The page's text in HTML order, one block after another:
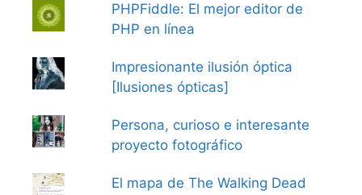
PHPFiddle: El mejor editor de
PHP en línea
Impresionante ilusión óptica
[Ilusiones ópticas]
Persona, curioso e interesante
proyecto fotográfico
El mapa de The Walking Dead